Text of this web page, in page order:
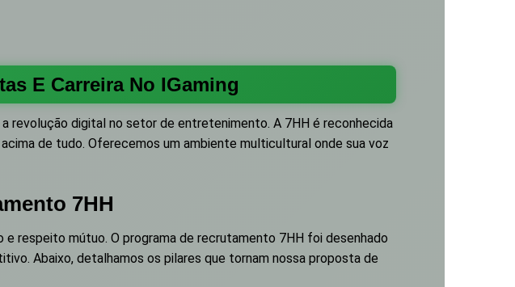
E Carreira No IGaming
revolução digital no setor de entretenimento. A 7HH é reconhecida
de tudo. Oferecemos um ambiente multicultural onde sua voz
7HH
respeito mútuo. O programa de recrutamento 7HH foi desenhado
Abaixo, detalhamos os pilares que tornam nossa proposta de